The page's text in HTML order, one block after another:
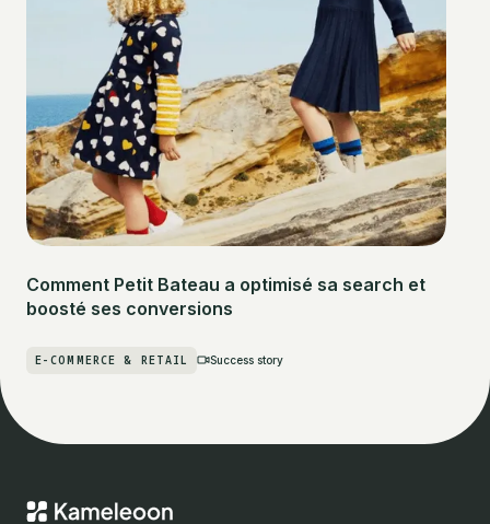
Comment Petit Bateau a optimisé sa search et
boosté ses conversions
E-COMMERCE & RETAIL Success story